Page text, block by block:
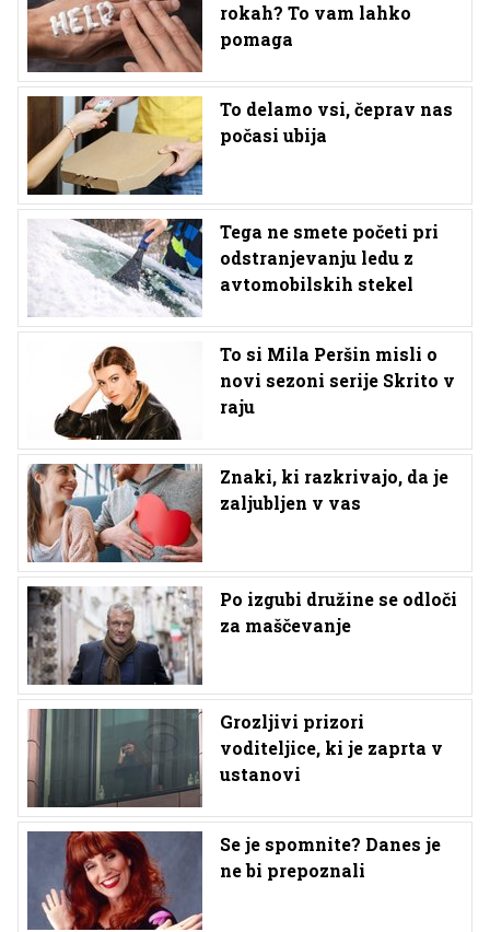
rokah? To vam lahko
pomaga
To delamo vsi, čeprav nas
počasi ubija
Tega ne smete početi pri
odstranjevanju ledu z
avtomobilskih stekel
To si Mila Peršin misli o
novi sezoni serije Skrito v
raju
Znaki, ki razkrivajo, da je
zaljubljen v vas
Po izgubi družine se odloči
za maščevanje
Grozljivi prizori
voditeljice, ki je zaprta v
ustanovi
Se je spomnite? Danes je
ne bi prepoznali